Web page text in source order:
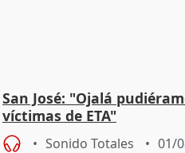
San José: "Ojalá
víctimas de ETA"
Sonido Totales 01/